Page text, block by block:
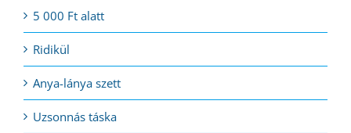
5 000 Ft alatt
Ridikül
Anya-lánya szett
Uzsonnás táska